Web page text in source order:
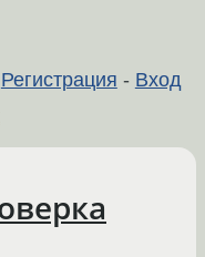
Регистрация - Вход